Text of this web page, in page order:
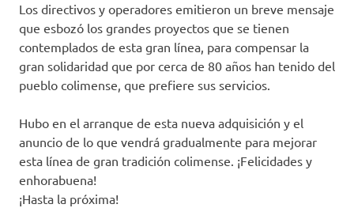
Los directivos y operadores emitieron un breve mensaje
que esbozó los grandes proyectos que se tienen
contemplados de esta gran línea, para compensar la
gran solidaridad que por cerca de 80 años han tenido del
pueblo colimense, que prefiere sus servicios.
Hubo en el arranque de esta nueva adquisición y el
anuncio de lo que vendrá gradualmente para mejorar
esta línea de gran tradición colimense. ¡Felicidades y
enhorabuena!
¡Hasta la próxima!